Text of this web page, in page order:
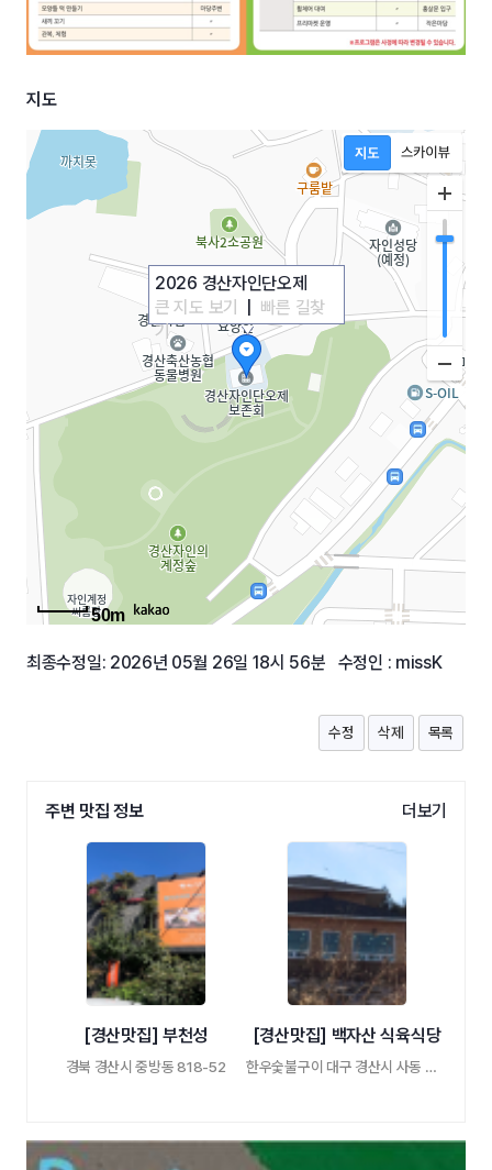
지도
2026 경산자인단오제
큰 지도 보기
빠른 길찾
기
50m
최종수정일: 2026년 05월 26일 18시 56분 수정인 : missK
수정 삭제 목록
주변 맛집 정보 더보기
[경산맛집] 부천성
경북 경산시 중방동 818-52
[경산맛집] 백자산 식육식당
한우숯불구이 대구 경산시 사동 백자산식육 …